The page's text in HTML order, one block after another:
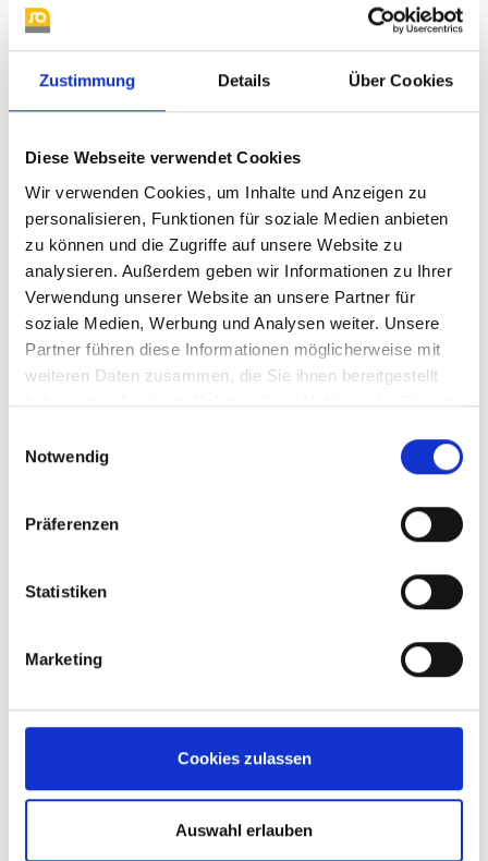
Zustimmung Details Über Cookies
Diese Webseite verwendet Cookies
Wir verwenden Cookies, um Inhalte und Anzeigen zu
personalisieren, Funktionen für soziale Medien anbieten
zu können und die Zugriffe auf unsere Website zu
analysieren. Außerdem geben wir Informationen zu Ihrer
Verwendung unserer Website an unsere Partner für
soziale Medien, Werbung und Analysen weiter. Unsere
Partner führen diese Informationen möglicherweise mit
weiteren Daten zusammen, die Sie ihnen bereitgestellt
haben oder die sie im Rahmen Ihrer Nutzung der Dienste
Notwendig
Präferenzen
Statistiken
Marketing
Cookies zulassen
Auswahl erlauben
3088 1579
2262 3274
Oberflächen